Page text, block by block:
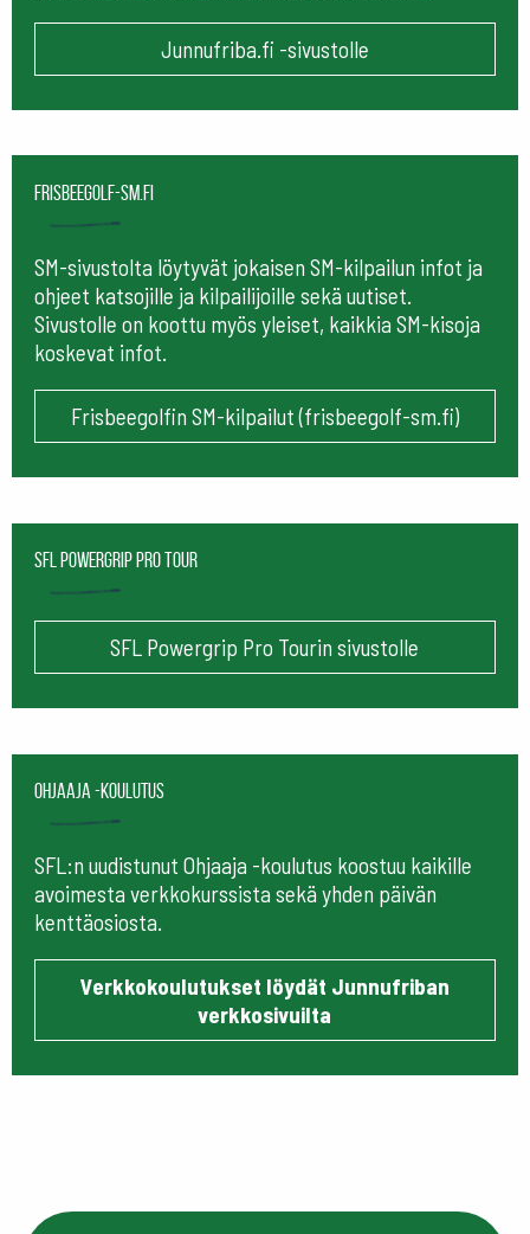
Junnufriba.fi -sivustolle
frisbeegolf-sm.fi
SM-sivustolta löytyvät jokaisen SM-kilpailun infot ja
ohjeet katsojille ja kilpailijoille sekä uutiset.
Sivustolle on koottu myös yleiset, kaikkia SM-kisoja
koskevat infot.
Frisbeegolfin SM-kilpailut (frisbeegolf-sm.fi)
SFL Powergrip Pro Tour
SFL Powergrip Pro Tourin sivustolle
Ohjaaja -koulutus
SFL:n uudistunut Ohjaaja -koulutus koostuu kaikille
avoimesta verkkokurssista sekä yhden päivän
kenttäosiosta.
Verkkokoulutukset löydät Junnufriban
verkkosivuilta